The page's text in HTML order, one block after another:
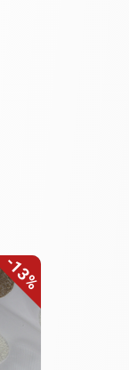
-13%